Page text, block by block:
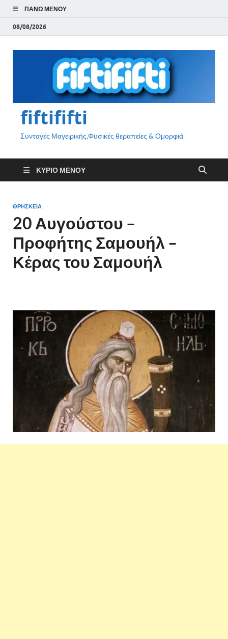
ΠΆΝΩ ΜΕΝΟΎ
08/08/2026
fiftififti
Συνταγές Μαγειρικής,Φυσικές θεραπείες & Ομορφιά
ΚΎΡΙΟ ΜΕΝΟΎ
ΘΡΗΣΚΕΙΑ
20 Αυγούστου –
Προφήτης Σαμουήλ –
Κέρας του Σαμουήλ